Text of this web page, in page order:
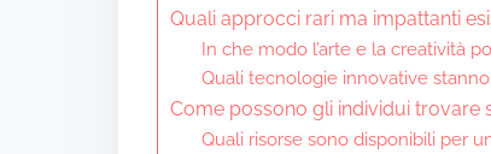
Quali approcci rari ma impattanti
In che modo l’arte e la creatività
Quali tecnologie innovative
Come possono gli individui trovare
Quali risorse sono disponibili per